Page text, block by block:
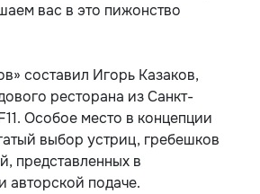
вас в это пижонство
составил Игорь Казаков,
ресторана из Санкт-
Особое место в концепции
выбор устриц, гребешков
представленных в
авторской подаче.